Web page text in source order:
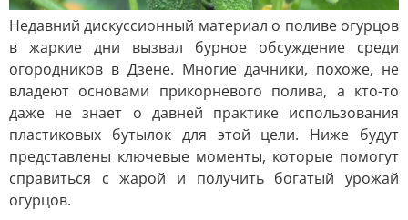
Недавний дискуссионный материал о поливе огурцов
в жаркие дни вызвал бурное обсуждение среди
огородников в Дзене. Многие дачники, похоже, не
владеют основами прикорневого полива, а кто-то
даже не знает о давней практике использования
пластиковых бутылок для этой цели. Ниже будут
представлены ключевые моменты, которые помогут
справиться с жарой и получить богатый урожай
огурцов.